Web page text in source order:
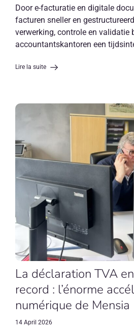
Door e-facturatie en digitale
facturen sneller en
verwerking, controle en validatie
accountantskantoren een
Lire la suite
La déclaration TVA
record : l’énorme
numérique de Mensia
14 April 2026